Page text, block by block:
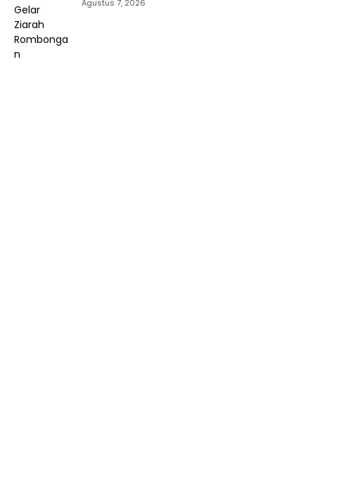
Agustus 7, 2026